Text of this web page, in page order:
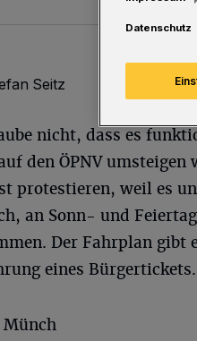
Seitz
nicht, dass es
den ÖPNV umsteigen
protestieren, weil es
an Sonn- und
Der Fahrplan gibt
eines Bürgertickets.
Datenschutz